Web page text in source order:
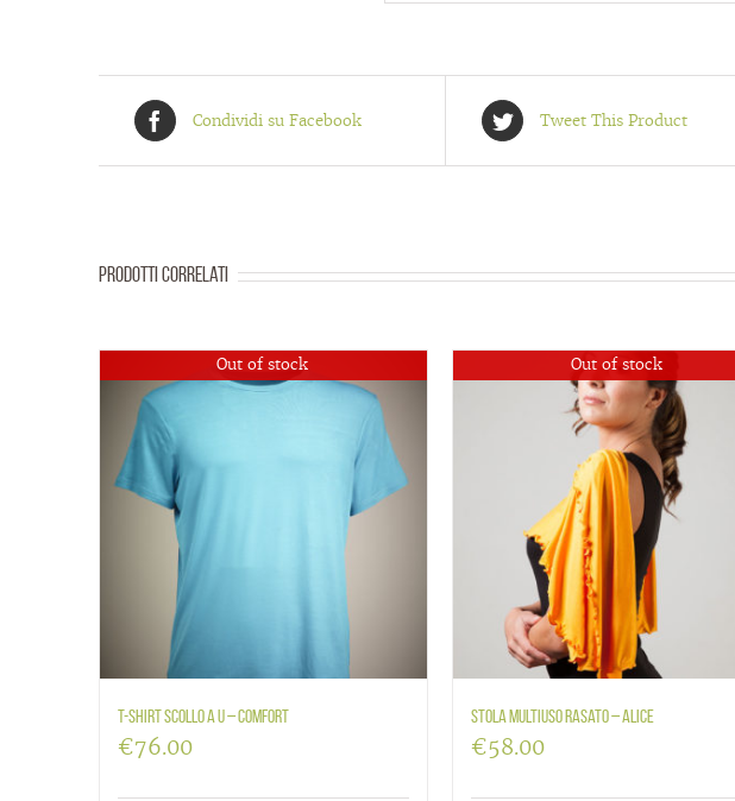
Condividi su Facebook Tweet This Product
Prodotti correlati
Out of stock
T-shirt scollo a U – Comfort
€76.00
Out of stock
Stola multiuso rasato – Alice
€58.00